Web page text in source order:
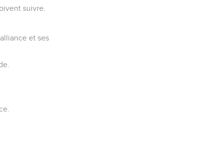
suivre.
et ses